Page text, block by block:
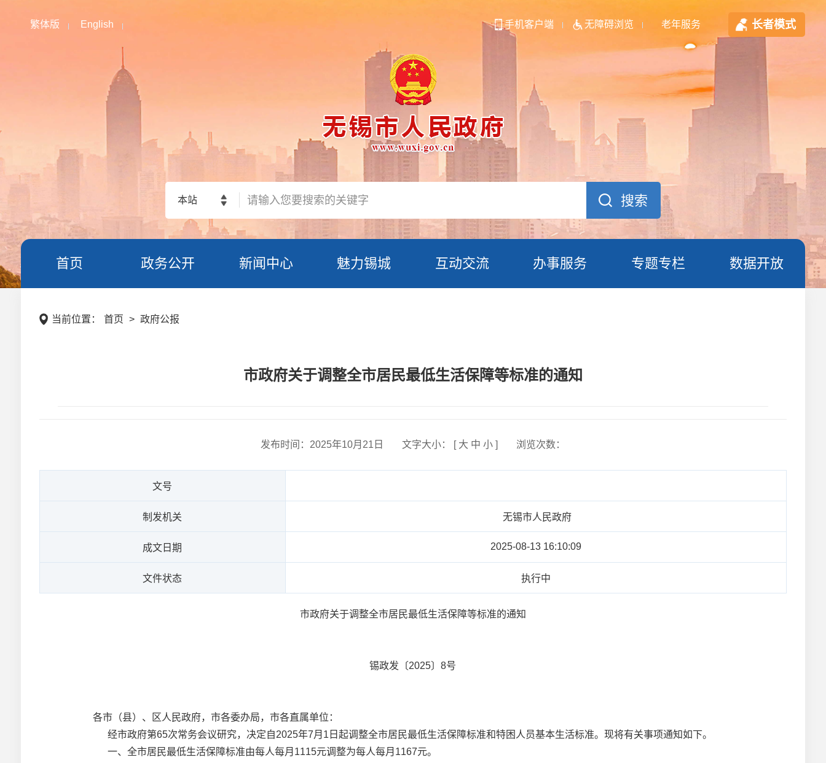
繁体版 English 手机客户端 无障碍浏览 老年服务 长者模式
本站
首页 政务公开 新闻中心 魅力锡城 互动交流 办事服务 专题专栏 数据开放
当前位置： 首页 > 政府公报
市政府关于调整全市居民最低生活保障等标准的通知
发布时间： 2025年10月21日 文字大小： [ 大 中 小] 浏览次数：
文号
制发机关 无锡市人民政府
成文日期 2025-08-13 16:10:09
文件状态 执行中
市政府关于调整全市居民最低生活保障等标准的通知
锡政发〔2025〕8号
各市（县）、区人民政府，市各委办局，市各直属单位：
经市政府第65次常务会议研究，决定自2025年7月1日起调整全市居民最低生活保障标准和特困人员基本生活标准。现将有关事项通知如下。
一、全市居民最低生活保障标准由每人每月1115元调整为每人每月1167元。